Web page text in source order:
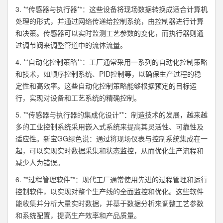
3. **传感器与执行器**：这些设备将现场数据转换成适合计算机
处理的形式，并通过网络传递给控制系统，由控制器进行计算
和决策。传感器可以实时监测工艺参数的变化，而执行器则通
过调节阀来调整管道中的流体流量。
4. **自动化控制策略**：工厂通常采用一系列的自动化控制策略
和技术，如顺序控制系统、PID控制等，以确保生产过程的稳
定性和高效率。这些自动化控制策略能够根据预定的目标运
行，实现对设备和工艺系统的精确控制。
5. **传感器与执行器的集成化设计**：制造技术的发展，越来越
多的工业控制系统采用嵌入式系统来提高其灵活性、可靠性及
适应性。新宝GG绿色说：通过将现场仪表与控制系统集成在一
起，可以实现实时数据采集和状态监控，从而优化生产流程和
减少人为错误。
6. **过程管理软件**：现代工厂通常使用先进的过程管理和运行
控制软件，以实现对整个生产线的全面监控和优化。这些软件
能收集并分析大量实时数据，并基于数据分析来调整工艺参数
和系统配置，提高生产效率和产品质量。